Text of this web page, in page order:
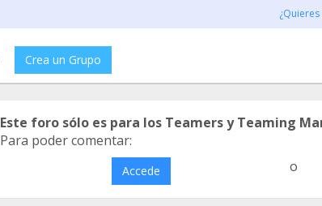
Crea un Grupo
Este foro sólo es para los Teamers y Teaming
Para poder comentar:
Accede o